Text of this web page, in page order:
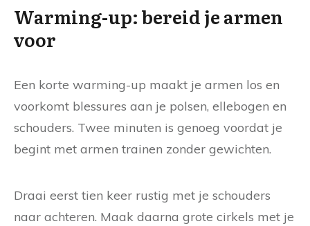
Warming-up: bereid je armen
voor
Een korte warming-up maakt je armen los en
voorkomt blessures aan je polsen, ellebogen en
schouders. Twee minuten is genoeg voordat je
begint met armen trainen zonder gewichten.
Draai eerst tien keer rustig met je schouders
naar achteren. Maak daarna grote cirkels met je